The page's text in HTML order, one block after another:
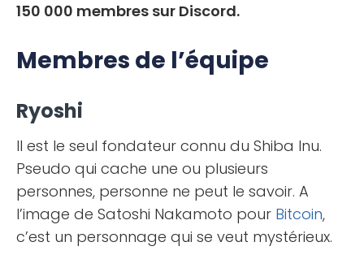
150 000 membres sur Discord.
Membres de l’équipe
Ryoshi
Il est le seul fondateur connu du Shiba Inu.
Pseudo qui cache une ou plusieurs
personnes, personne ne peut le savoir. A
l’image de Satoshi Nakamoto pour Bitcoin,
c’est un personnage qui se veut mystérieux.